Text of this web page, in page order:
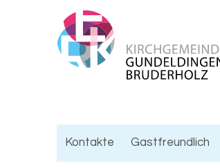
Kontakte Gastfreundlich